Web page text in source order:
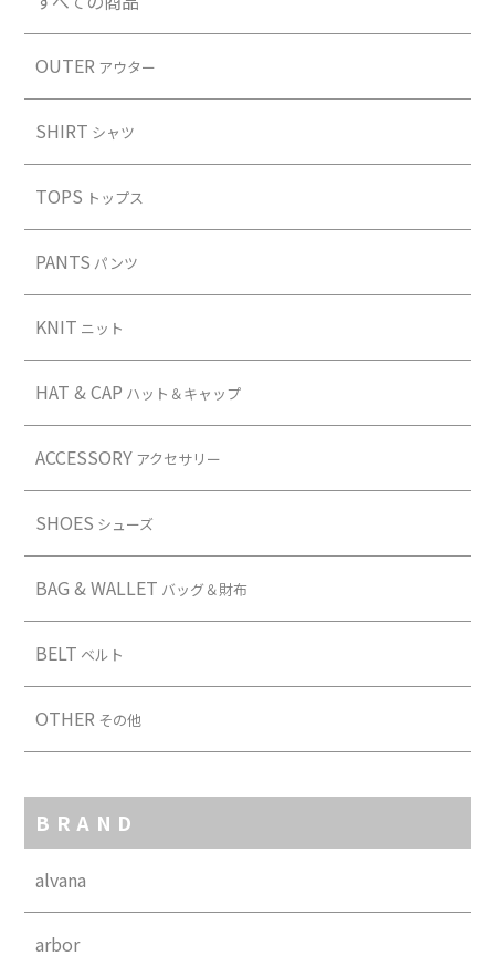
OUTER アウター
SHIRT シャツ
TOPS トップス
PANTS パンツ
KNIT ニット
HAT & CAP ハット＆キャップ
ACCESSORY アクセサリー
SHOES シューズ
BAG & WALLET バッグ＆財布
BELT ベルト
OTHER その他
BRAND
alvana
arbor